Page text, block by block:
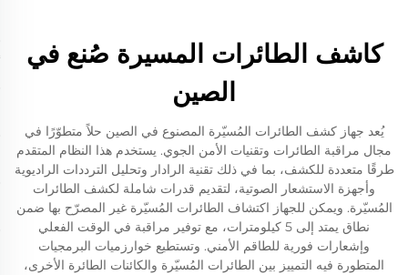
كاشف الطائرات المسيرة صُنع في
الصين
يُعد جهاز كشف الطائرات المُسيّرة المصنوع في الصين حلاً متطوّرًا في
مجال مراقبة الطائرات وتقنيات الأمن الجوي. يستخدم هذا النظام المتقدم
طرقًا متعددة للكشف، بما في ذلك تقنية الرادار وتحليل الترددات الراديوية
وأجهزة الاستشعار الصوتية، لتقديم قدرات شاملة لكشف الطائرات
المُسيّرة. ويمكن للجهاز اكتشاف الطائرات المُسيّرة غير المصرّح بها ضمن
نطاق يمتد إلى 5 كيلومترات، مع توفير مراقبة في الوقت الفعلي
وإشعارات فورية للطاقم الأمني. وتستطيع خوارزميات البرمجيات
المتطورة فيه التمييز بين الطائرات المُسيّرة والكائنات الطائرة الأخرى،